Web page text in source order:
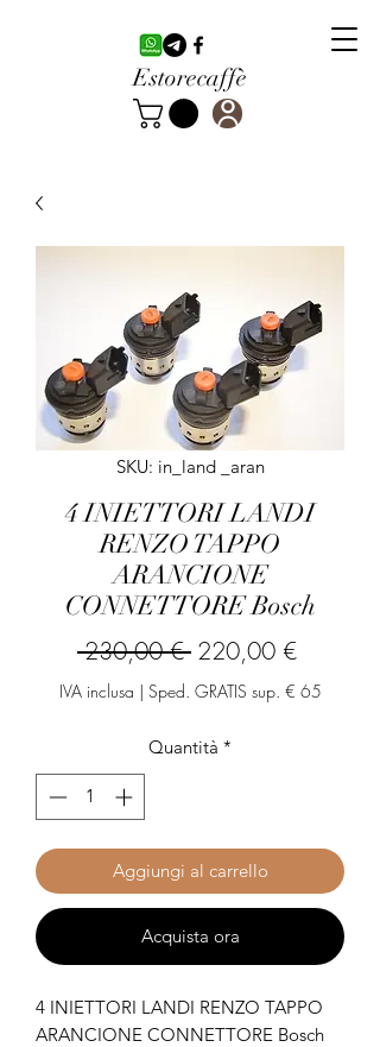
Estorecaffè
SKU: in_land _aran
4 INIETTORI LANDI
RENZO TAPPO
ARANCIONE
CONNETTORE Bosch
230,00 € Prezzo
regolare
220,00 €Prezzo
scontato
IVA inclusa | Sped. GRATIS sup. € 65
Quantità *
Aggiungi al carrello
Acquista ora
4 INIETTORI LANDI RENZO TAPPO
ARANCIONE CONNETTORE Bosch